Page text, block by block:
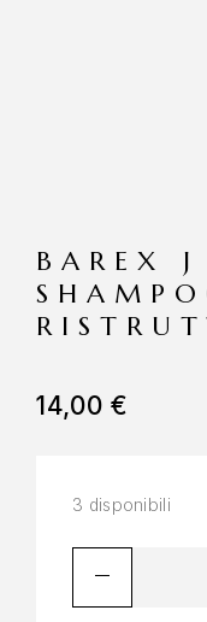
BAREX J
14,00 €
3 disponibili